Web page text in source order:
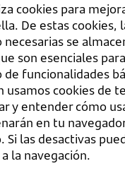
cookies para
De estas cookies,
se
son esenciales
funcionalidades
usamos cookies de
y entender cómo
en tu
las desactivas
la navegación.